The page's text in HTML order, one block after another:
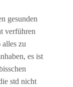
gesunden
verführen
zu
es ist
std nicht